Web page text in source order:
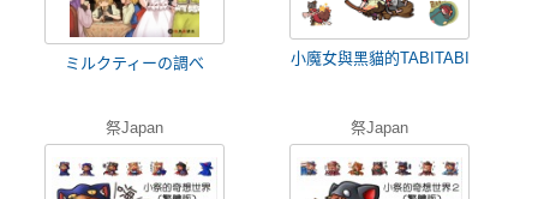
ミルクティーの調べ 小魔女與黑貓的TABITABI
祭Japan 祭Japan